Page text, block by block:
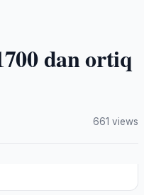
dan ortiq
661 views